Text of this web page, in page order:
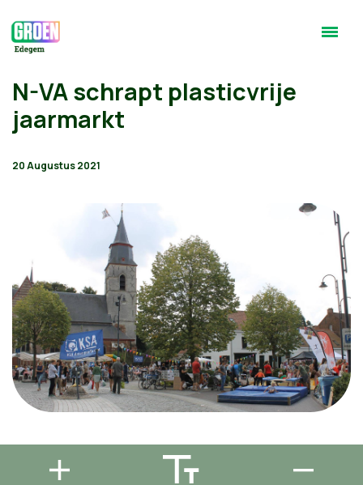
N-VA schrapt plasticvrije
jaarmarkt
20 Augustus 2021